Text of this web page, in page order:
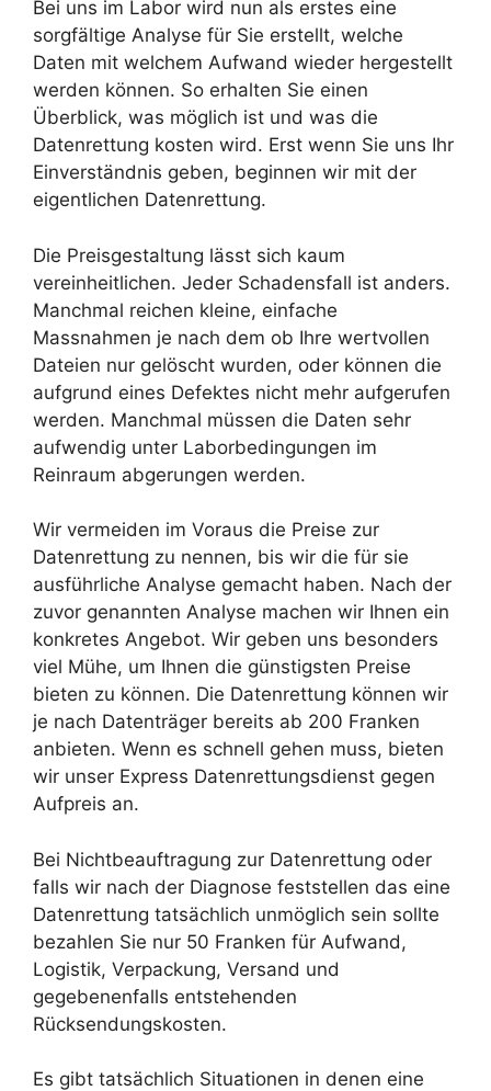
Bei uns im Labor wird nun als erstes eine
sorgfältige Analyse für Sie erstellt, welche
Daten mit welchem Aufwand wieder hergestellt
werden können. So erhalten Sie einen
Überblick, was möglich ist und was die
Datenrettung kosten wird. Erst wenn Sie uns Ihr
Einverständnis geben, beginnen wir mit der
eigentlichen Datenrettung.
Die Preisgestaltung lässt sich kaum
vereinheitlichen. Jeder Schadensfall ist anders.
Manchmal reichen kleine, einfache
Massnahmen je nach dem ob Ihre wertvollen
Dateien nur gelöscht wurden, oder können die
aufgrund eines Defektes nicht mehr aufgerufen
werden. Manchmal müssen die Daten sehr
aufwendig unter Laborbedingungen im
Reinraum abgerungen werden.
Wir vermeiden im Voraus die Preise zur
Datenrettung zu nennen, bis wir die für sie
ausführliche Analyse gemacht haben. Nach der
zuvor genannten Analyse machen wir Ihnen ein
konkretes Angebot. Wir geben uns besonders
viel Mühe, um Ihnen die günstigsten Preise
bieten zu können. Die Datenrettung können wir
je nach Datenträger bereits ab 200 Franken
anbieten. Wenn es schnell gehen muss, bieten
wir unser Express Datenrettungsdienst gegen
Aufpreis an.
Bei Nichtbeauftragung zur Datenrettung oder
falls wir nach der Diagnose feststellen das eine
Datenrettung tatsächlich unmöglich sein sollte
bezahlen Sie nur 50 Franken für Aufwand,
Logistik, Verpackung, Versand und
gegebenenfalls entstehenden
Rücksendungskosten.
Es gibt tatsächlich Situationen in denen eine